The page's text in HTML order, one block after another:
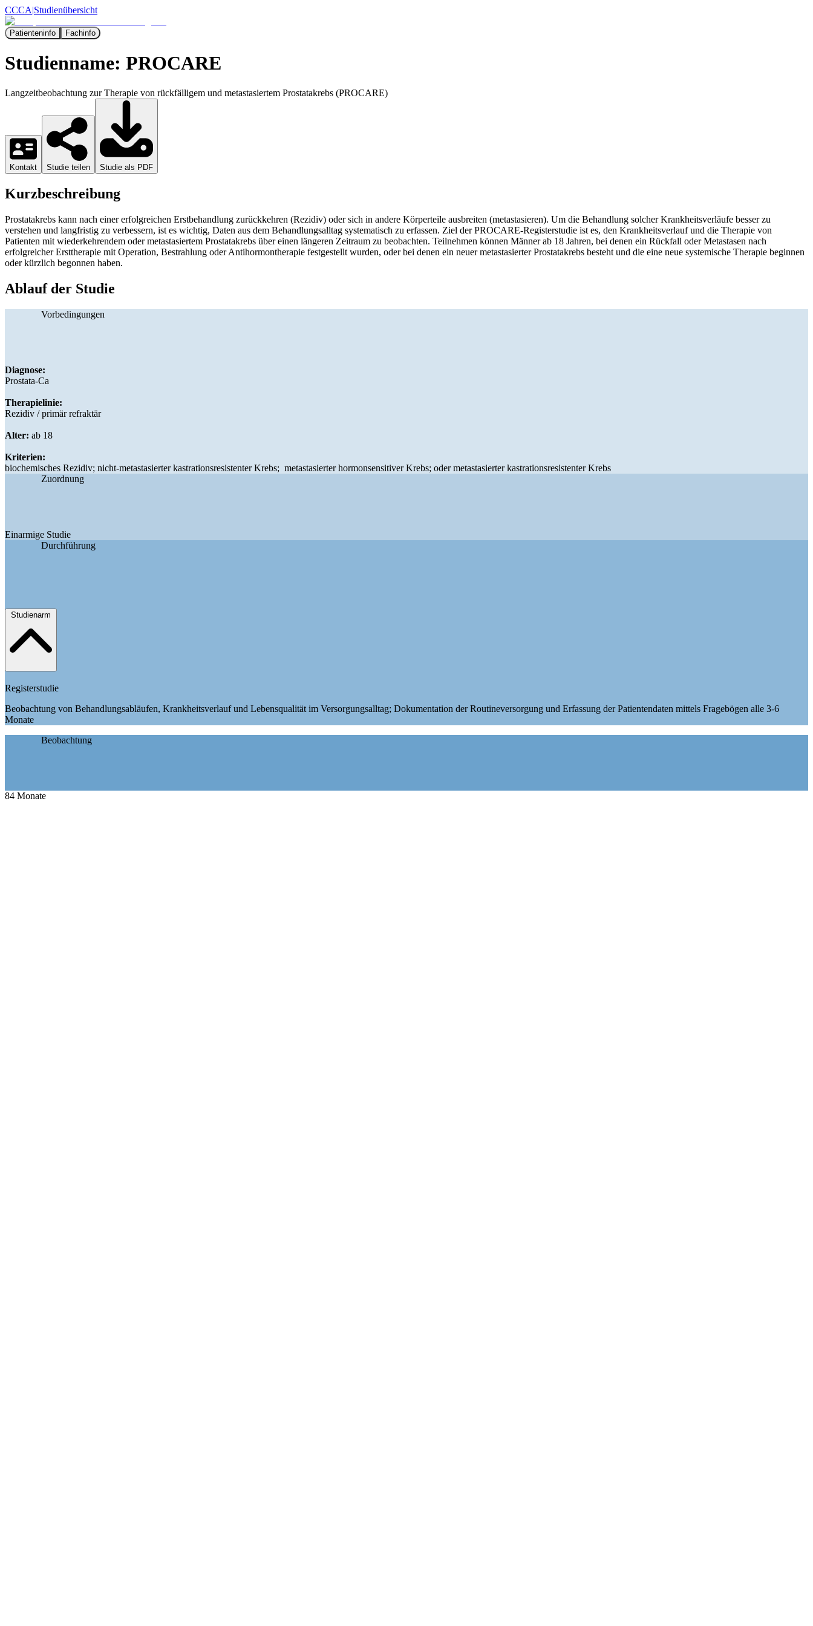
CCCA|Studienübersicht
Patienteninfo Fachinfo
Studienname: PROCARE
Langzeitbeobachtung zur Therapie von rückfälligem und metastasiertem Prostatakrebs (PROCARE)
Kontakt Studie teilen Studie als PDF
Kurzbeschreibung
Prostatakrebs kann nach einer erfolgreichen Erstbehandlung zurückkehren (Rezidiv) oder sich in andere Körperteile ausbreiten (metastasieren). Um die Behandlung solcher Krankheitsverläufe besser zu
verstehen und langfristig zu verbessern, ist es wichtig, Daten aus dem Behandlungsalltag systematisch zu erfassen. Ziel der PROCARE-Registerstudie ist es, den Krankheitsverlauf und die Therapie von
Patienten mit wiederkehrendem oder metastasiertem Prostatakrebs über einen längeren Zeitraum zu beobachten. Teilnehmen können Männer ab 18 Jahren, bei denen ein Rückfall oder Metastasen nach
erfolgreicher Ersttherapie mit Operation, Bestrahlung oder Antihormontherapie festgestellt wurden, oder bei denen ein neuer metastasierter Prostatakrebs besteht und die eine neue systemische Therapie beginnen
oder kürzlich begonnen haben.
Ablauf der Studie
Vorbedingungen
Diagnose:
Prostata-Ca
Therapielinie:
Rezidiv / primär refraktär
Alter: ab 18
Kriterien:
biochemisches Rezidiv; nicht-metastasierter kastrationsresistenter Krebs; metastasierter hormonsensitiver Krebs; oder metastasierter kastrationsresistenter Krebs
Zuordnung
Einarmige Studie
Durchführung
Registerstudie
Beobachtung von Behandlungsabläufen, Krankheitsverlauf und Lebensqualität im Versorgungsalltag; Dokumentation der Routineversorgung und Erfassung der Patientendaten mittels Fragebögen alle 3-6
Monate
Beobachtung
84 Monate